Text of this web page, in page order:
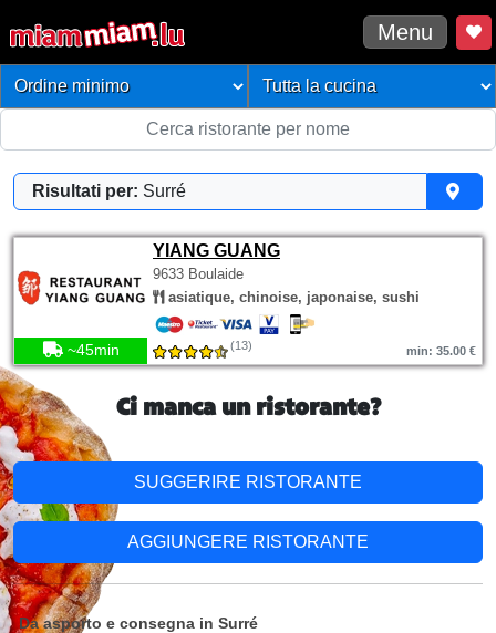
Menu
Risultati per: Surré
YIANG GUANG
9633 Boulaide
asiatique, chinoise, japonaise, sushi
~45min (13) min: 35.00 €
Ci manca un ristorante?
SUGGERIRE RISTORANTE
AGGIUNGERE RISTORANTE
Da asporto e consegna in Surré